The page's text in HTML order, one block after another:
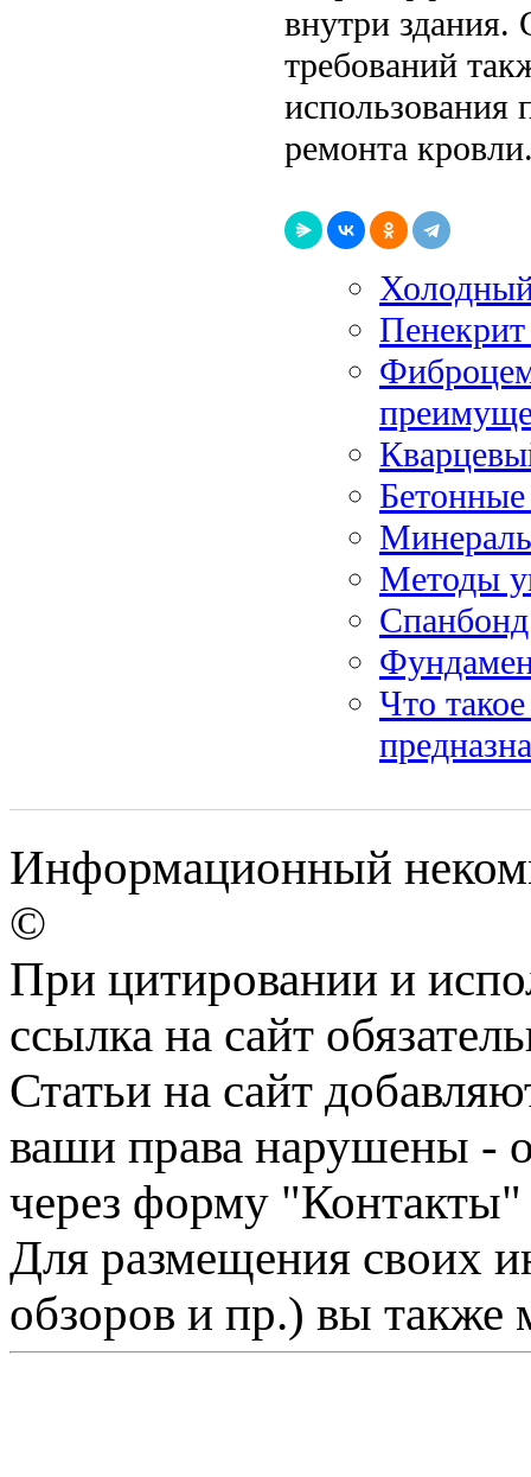
внутри
требований
использования
ремонта
Холодный
Пенекрит
Бетонные
Методы
Что
Информационный
©
При цитировании и
ссылка на сайт
Статьи на сайт
ваши права нарушены -
через форму "Контакты"
Для размещения своих
обзоров и пр.) вы также